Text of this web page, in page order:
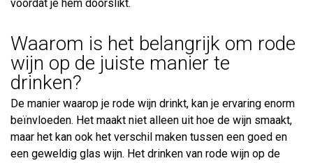
voordat je hem doorslikt.
Waarom is het belangrijk om rode
wijn op de juiste manier te
drinken?
De manier waarop je rode wijn drinkt, kan je ervaring enorm
beïnvloeden. Het maakt niet alleen uit hoe de wijn smaakt,
maar het kan ook het verschil maken tussen een goed en
een geweldig glas wijn. Het drinken van rode wijn op de